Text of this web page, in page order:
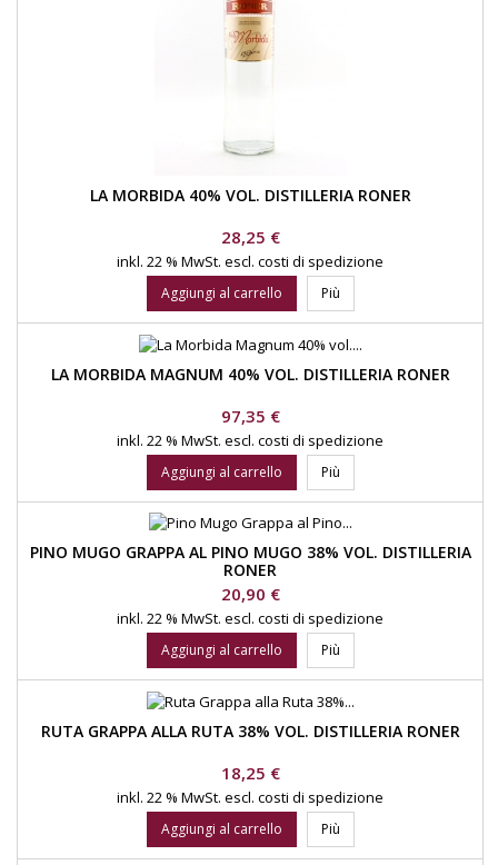
LA MORBIDA 40% VOL. DISTILLERIA RONER
Prezzo
28,25 €
inkl. 22 % MwSt. escl. costi di spedizione
Aggiungi al carrello Più
LA MORBIDA MAGNUM 40% VOL. DISTILLERIA RONER
Prezzo
97,35 €
inkl. 22 % MwSt. escl. costi di spedizione
Aggiungi al carrello Più
PINO MUGO GRAPPA AL PINO MUGO 38% VOL. DISTILLERIA
RONER
Prezzo
20,90 €
inkl. 22 % MwSt. escl. costi di spedizione
Aggiungi al carrello Più
RUTA GRAPPA ALLA RUTA 38% VOL. DISTILLERIA RONER
Prezzo
18,25 €
inkl. 22 % MwSt. escl. costi di spedizione
Aggiungi al carrello Più